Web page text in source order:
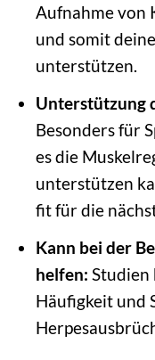
Aufnahme von
und somit
unterstützen.
Unterstützung
Besonders für
es die
unterstützen
fit für die
Kann bei der
helfen: Studien
Häufigkeit und